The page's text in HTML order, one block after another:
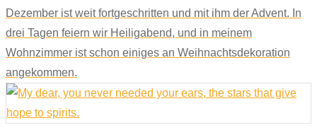
Dezember ist weit fortgeschritten und mit ihm der Advent. In
drei Tagen feiern wir Heiligabend, und in meinem
Wohnzimmer ist schon einiges an Weihnachtsdekoration
angekommen.